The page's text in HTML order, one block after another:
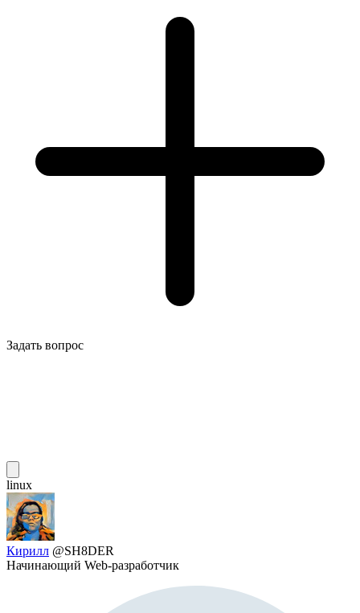
Задать вопрос
linux
Кирилл @SH8DER
Начинающий Web-разработчик